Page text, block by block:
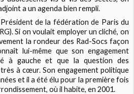
a un agenda bien rempli.
de la fédération de Paris du
Si on voulait employer un cliché, on
la rondeur des Rad-Socs façon
lui-même que son engagement
à gauche et que la question des
à cœur. Son engagement politique
et il a été élu pour la première fois
où il habite, en 2001.